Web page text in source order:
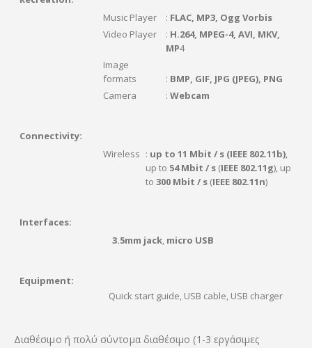
Music Player
: FLAC, MP3, Ogg Vorbis
Video Player
: H.264, MPEG-4, AVI, MKV,
MP4
Image
formats
: BMP, GIF, JPG (JPEG), PNG
Camera
: Webcam
Connectivity:
Wireless : up to 11 Mbit / s (IEEE 802.11b),
up to 54 Mbit / s (IEEE 802.11g), up
to 300 Mbit / s (IEEE 802.11n)
Interfaces:
3.5mm jack, micro USB
Equipment:
Quick start guide, USB cable, USB charger
Διαθέσιμο ή πολύ σύντομα διαθέσιμο (1-3 εργάσιμες